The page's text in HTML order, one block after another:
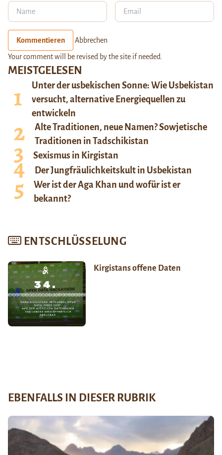
MEISTGELESEN
Unter der usbekischen Sonne: Wie Usbekistan
versucht, alternative Energiequellen zu
entwickeln
Alte Traditionen, neue Namen? Sowjetische
Traditionen in Tadschikistan
Sexismus in Kirgistan
Der Jungfräulichkeitskult in Usbekistan
Wer ist der Aga Khan und wofür ist er
bekannt?
ENTSCHLÜSSELUNG
Kirgistans offene Daten
Kommentieren Abbrechen
Your comment will be revised by the site if needed.
EBENFALLS IN DIESER RUBRIK